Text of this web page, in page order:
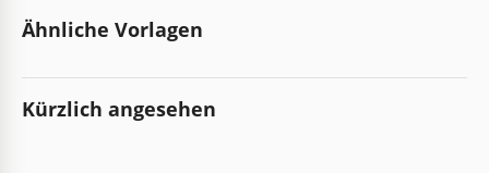
Ähnliche Vorlagen
Kürzlich angesehen